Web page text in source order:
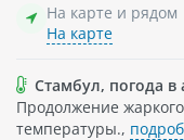
На карте и рядом
На карте
Стамбул, погода в
Продолжение
температуры.,